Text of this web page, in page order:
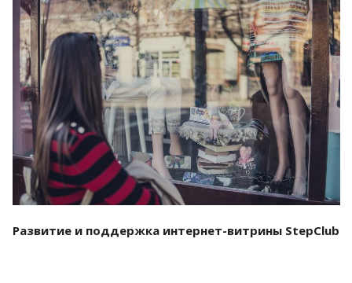
Смотреть проект
Развитие и поддержка интернет-витрины StepClub